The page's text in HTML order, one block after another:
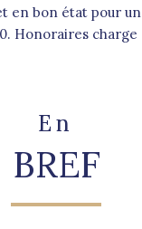
en bon état pour un
Honoraires charge
En
BREF